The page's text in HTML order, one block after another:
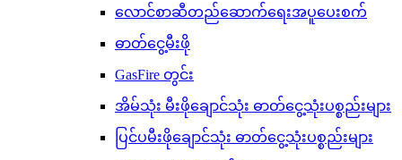
လောင်စာဆီတည်ဆောက်ရေးအပူပေးစက်
ဓာတ်ငွေ့မီးဖို
GasFire တွင်း
အိမ်သုံး မီးဖိုချောင်သုံး ဓာတ်ငွေ့သုံးပစ္စည်းများ
ပြင်ပမီးဖိုချောင်သုံး ဓာတ်ငွေ့သုံးပစ္စည်းများ